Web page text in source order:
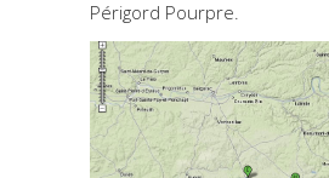
Périgord Pourpre.